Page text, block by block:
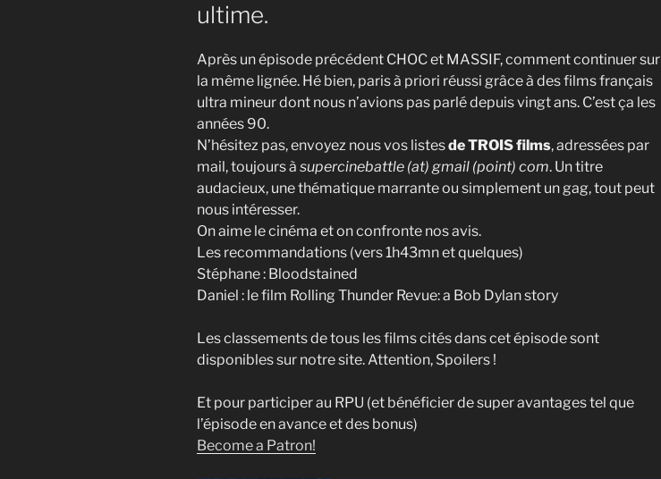
ultime.
Après un épisode précédent CHOC et MASSIF, comment continuer sur
la même lignée. Hé bien, paris à priori réussi grâce à des films français
ultra mineur dont nous n’avions pas parlé depuis vingt ans. C’est ça les
années 90.
N’hésitez pas, envoyez nous vos listesde TROIS films, adressées par
mail, toujours à supercinebattle (at) gmail (point) com. Un titre
audacieux, une thématique marrante ou simplement un gag, tout peut
nous intéresser.
On aime le cinéma et on confronte nos avis.
Les recommandations (vers 1h43mn et quelques)
Stéphane : Bloodstained
Daniel : le film Rolling Thunder Revue: a Bob Dylan story
Les classements de tous les films cités dans cet épisode sont
disponibles sur notre site. Attention, Spoilers !
Et pour participer au RPU (et bénéficier de super avantages tel que
l’épisode en avance et des bonus)
Become a Patron!